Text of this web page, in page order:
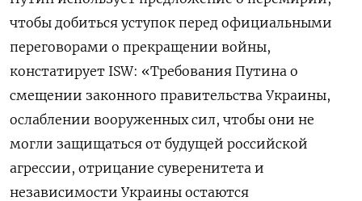
чтобы добиться уступок перед официальными
переговорами о прекращении войны,
констатирует ISW: «Требования Путина о
смещении законного правительства Украины,
ослаблении вооруженных сил, чтобы они не
могли защищаться от будущей российской
агрессии, отрицание суверенитета и
независимости Украины остаются